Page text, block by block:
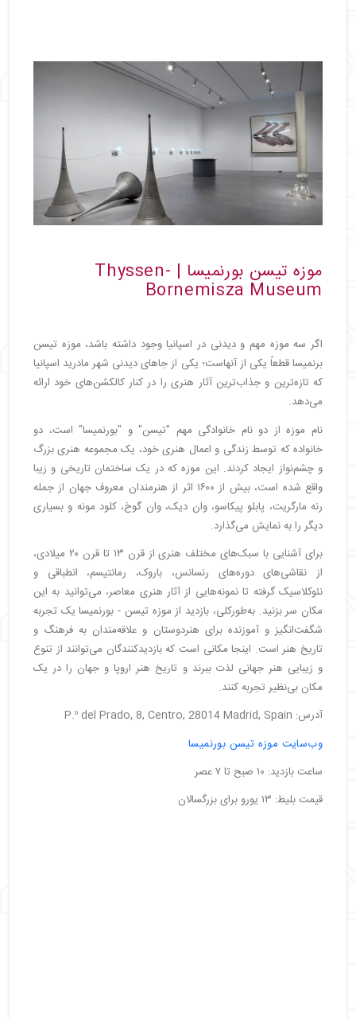
موزه تیسن بورنمیسا | Thyssen-
Bornemisza Museum
اگر سه موزه مهم و دیدنی در اسپانیا وجود داشته باشد، موزه تیسن
برنمیسا قطعاً یکی از آنهاست؛ یکی از جاهای دیدنی شهر مادرید اسپانیا
که تازه‌ترین و جذاب‌ترین آثار هنری را در کنار کالکشن‌های خود ارائه
می‌دهد.
نام موزه از دو نام خانوادگی مهم "تیسن" و "بورنمیسا" است، دو
خانواده که توسط زندگی و اعمال هنری خود، یک مجموعه هنری بزرگ
و چشم‌نواز ایجاد کردند. این موزه که در یک ساختمان تاریخی و زیبا
واقع شده است، بیش از ۱۶۰۰ اثر از هنرمندان معروف جهان از جمله
رنه مارگریت، پابلو پیکاسو، وان دیک، وان گوخ، کلود مونه و بسیاری
دیگر را به نمایش می‌گذارد.
برای آشنایی با سبک‌های مختلف هنری از قرن ۱۳ تا قرن ۲۰ میلادی،
از نقاشی‌های دوره‌های رنسانس، باروک، رمانتیسم، انطباقی و
نئوکلاسیک گرفته تا نمونه‌هایی از آثار هنری معاصر، می‌توانید به این
مکان سر بزنید. به‌طورکلی، بازدید از موزه تیسن - بورنمیسا یک تجربه
شگفت‌انگیز و آموزنده برای هنردوستان و علاقه‌مندان به فرهنگ و
تاریخ هنر است. اینجا مکانی است که بازدیدکنندگان می‌توانند از تنوع
و زیبایی هنر جهانی لذت ببرند و تاریخ هنر اروپا و جهان را در یک
مکان بی‌نظیر تجربه کنند.
آدرس: P.º del Prado, 8, Centro, 28014 Madrid, Spain
وب‌سایت موزه تیسن بورنمیسا
ساعت بازدید: ۱۰ صبح تا ۷ عصر
قیمت بلیط: ۱۳ یورو برای بزرگسالان